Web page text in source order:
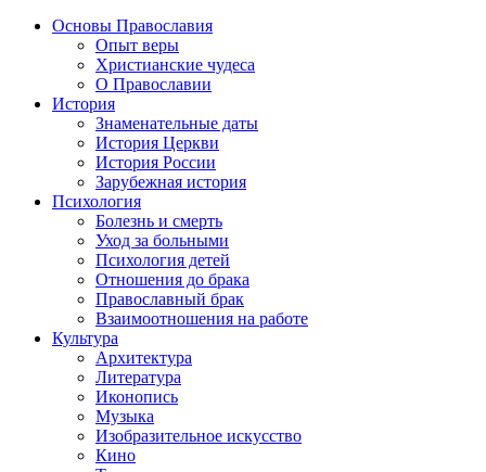
Основы Православия
Опыт веры
Христианские чудеса
О Православии
История
Знаменательные даты
История Церкви
История России
Зарубежная история
Психология
Болезнь и смерть
Уход за больными
Психология детей
Отношения до брака
Православный брак
Взаимоотношения на работе
Культура
Архитектура
Литература
Иконопись
Музыка
Изобразительное искусство
Кино